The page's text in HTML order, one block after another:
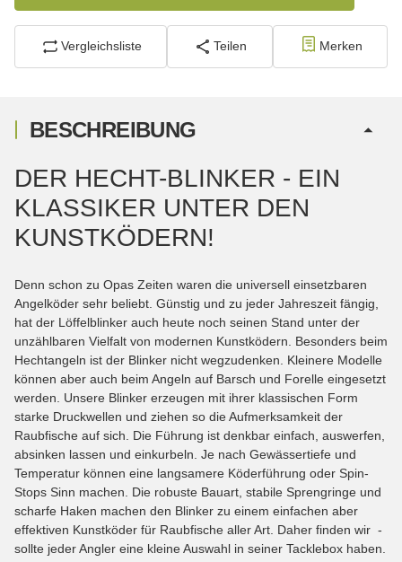
Vergleichsliste Teilen Merken
BESCHREIBUNG
DER HECHT-BLINKER - EIN
KLASSIKER UNTER DEN
KUNSTKÖDERN!
Denn schon zu Opas Zeiten waren die universell einsetzbaren
Angelköder sehr beliebt. Günstig und zu jeder Jahreszeit fängig,
hat der Löffelblinker auch heute noch seinen Stand unter der
unzählbaren Vielfalt von modernen Kunstködern. Besonders beim
Hechtangeln ist der Blinker nicht wegzudenken. Kleinere Modelle
können aber auch beim Angeln auf Barsch und Forelle eingesetzt
werden. Unsere Blinker erzeugen mit ihrer klassischen Form
starke Druckwellen und ziehen so die Aufmerksamkeit der
Raubfische auf sich. Die Führung ist denkbar einfach, auswerfen,
absinken lassen und einkurbeln. Je nach Gewässertiefe und
Temperatur können eine langsamere Köderführung oder Spin-
Stops Sinn machen. Die robuste Bauart, stabile Sprengringe und
scharfe Haken machen den Blinker zu einem einfachen aber
effektiven Kunstköder für Raubfische aller Art. Daher finden wir -
sollte jeder Angler eine kleine Auswahl in seiner Tacklebox haben.